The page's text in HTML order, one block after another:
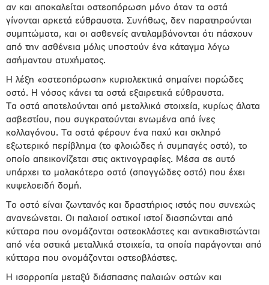
αν και αποκαλείται οστεοπόρωση μόνο όταν τα οστά
γίνονται αρκετά εύθραυστα. Συνήθως, δεν παρατηρούνται
συμπτώματα, και οι ασθενείς αντιλαμβάνονται ότι πάσχουν
από την ασθένεια μόλις υποστούν ένα κάταγμα λόγω
ασήμαντου ατυχήματος.
Η λέξη «οστεοπόρωση» κυριολεκτικά σημαίνει πορώδες
οστό. Η νόσος κάνει τα οστά εξαιρετικά εύθραυστα.
Τα οστά αποτελούνται από μεταλλικά στοιχεία, κυρίως άλατα
ασβεστίου, που συγκρατούνται ενωμένα από ίνες
κολλαγόνου. Τα οστά φέρουν ένα παχύ και σκληρό
εξωτερικό περίβλημα (το φλοιώδες ή συμπαγές οστό), το
οποίο απεικονίζεται στις ακτινογραφίες. Μέσα σε αυτό
υπάρχει το μαλακότερο οστό (σπογγώδες οστό) που έχει
κυψελοειδή δομή.
Το οστό είναι ζωντανός και δραστήριος ιστός που συνεχώς
ανανεώνεται. Οι παλαιοί οστικοί ιστοί διασπώνται από
κύτταρα που ονομάζονται οστεοκλάστες και αντικαθιστώνται
από νέα οστικά μεταλλικά στοιχεία, τα οποία παράγονται από
κύτταρα που ονομάζονται οστεοβλάστες.
Η ισορροπία μεταξύ διάσπασης παλαιών οστών και